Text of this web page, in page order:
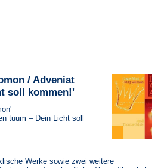
/ Adveniat
soll kommen!'
tuum – Dein Licht soll
Werke sowie zwei weitere